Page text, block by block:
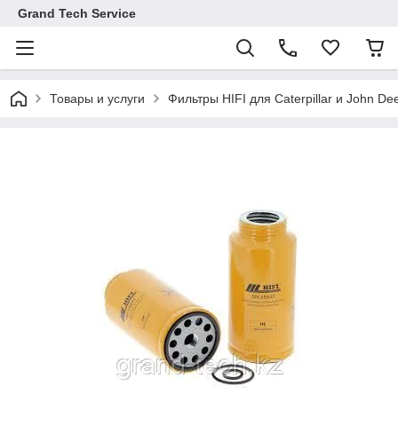
Grand Tech Service
Товары и услуги Фильтры HIFI для Caterpillar и John